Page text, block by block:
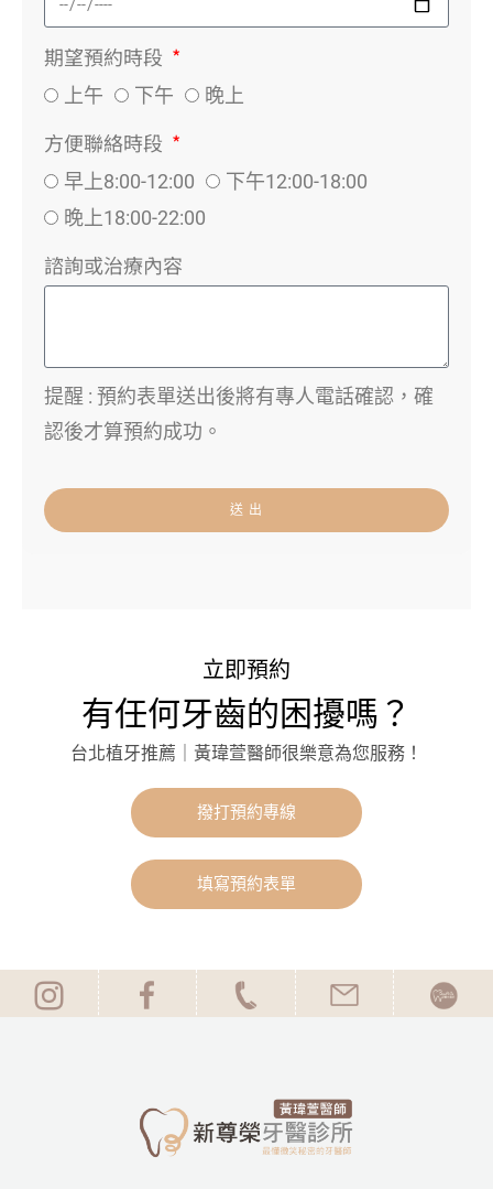
期望預約時段
上午 下午 晚上
方便聯絡時段
早上8:00-12:00
下午12:00-18:00
晚上18:00-22:00
諮詢或治療內容
提醒 : 預約表單送出後將有專人電話確認，確
認後才算預約成功。
送 出
立即預約
有任何牙齒的困擾嗎？
台北植牙推薦｜黃瑋萱醫師很樂意為您服務！
撥打預約專線
填寫預約表單